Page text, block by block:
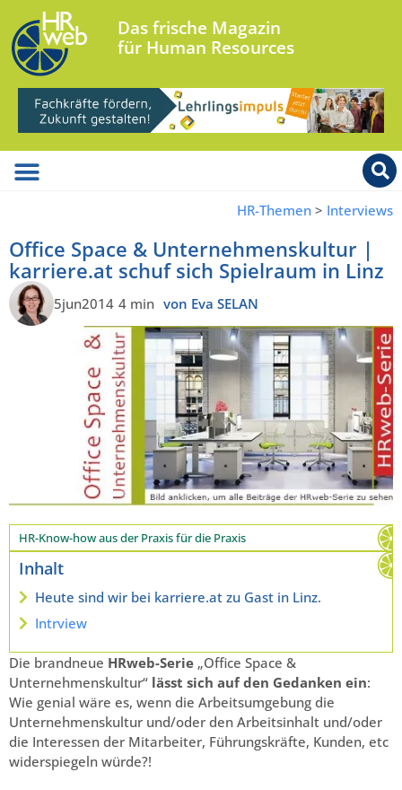
Das frische Magazin
für Human Resources
HR-Themen > Interviews
Office Space & Unternehmenskultur |
karriere.at schuf sich Spielraum in Linz
5jun2014 4 min von Eva SELAN
HR-Know-how aus der Praxis für die Praxis
Inhalt
Heute sind wir bei karriere.at zu Gast in Linz.
Intrview
Die brandneue HRweb-Serie „Office Space &
Unternehmenskultur“ lässt sich auf den Gedanken ein:
Wie genial wäre es, wenn die Arbeitsumgebung die
Unternehmenskultur und/oder den Arbeitsinhalt und/oder
die Interessen der Mitarbeiter, Führungskräfte, Kunden, etc
widerspiegeln würde?!